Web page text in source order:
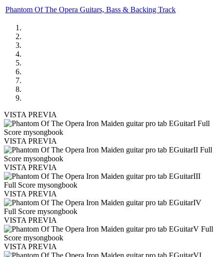
Phantom Of The Opera Guitars, Bass & Backing Track
VISTA PREVIA
VISTA PREVIA
VISTA PREVIA
VISTA PREVIA
VISTA PREVIA
VISTA PREVIA